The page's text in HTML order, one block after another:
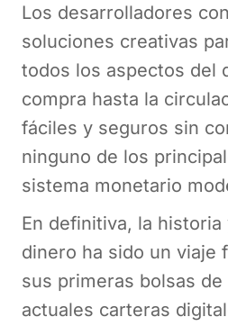
Los desarrolladores
soluciones creativas
todos los aspectos del
compra hasta la
fáciles y seguros sin
ninguno de los
sistema monetario
En definitiva, la
dinero ha sido un viaje
sus primeras bolsas de
actuales carteras